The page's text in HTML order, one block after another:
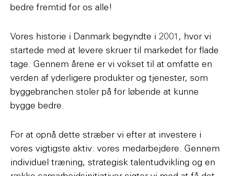
bedre fremtid for os alle!
Vores historie i Danmark begyndte i 2001, hvor vi
startede med at levere skruer til markedet for flade
tage. Gennem årene er vi vokset til at omfatte en
verden af yderligere produkter og tjenester, som
byggebranchen stoler på for løbende at kunne
bygge bedre.
For at opnå dette stræber vi efter at investere i
vores vigtigste aktiv: vores medarbejdere. Gennem
individuel træning, strategisk talentudvikling og en